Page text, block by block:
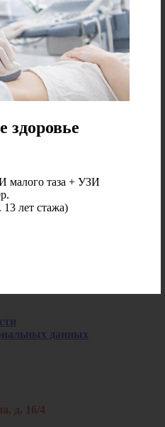
железа,
анализ крови.
данных
д. 16/4
здоровье
малого таза + УЗИ
лет стажа)